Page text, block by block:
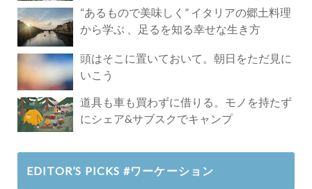
“あるもので美味しく” イタリアの郷土料理
から学ぶ 、足るを知る幸せな生き方
頭はそこに置いておいて。朝日をただ見に
いこう
道具も車も買わずに借りる。モノを持たず
にシェア&サブスクでキャンプ
EDITOR’S PICKS #ワーケーション